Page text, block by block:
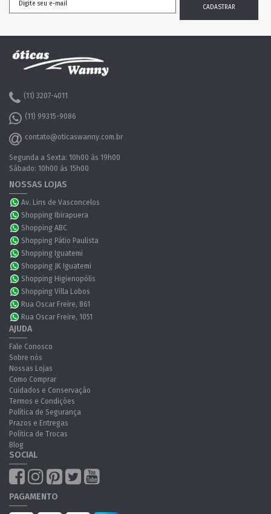
(11) 3207-4011
(11) 99315-9086
contato@oticaswanny.com.br
Segunda a Sexta: 10h00 às 19h00
Sábado: 10h00 às 15h00
NOSSAS LOJAS
Av. Lins de Vasconcelos
Shopping Ibirapuera
Shopping ABC
Shopping Pátio Paulista
Shopping Iguatemi
Shopping JK Iguatemi
Shopping Higienopólis
Shopping Villa Lobos
Rua Oscar Freire, 861
Rua Oscar Freire, 1051
AJUDA
Fale Conosco
Sobre nós
Nossas Lojas
Como Comprar
Cuidados e Conservação
Termos e Condições
Política de Segurança
Prazos e Entregas
Política de Trocas
Blog
SOCIAL
PAGAMENTO